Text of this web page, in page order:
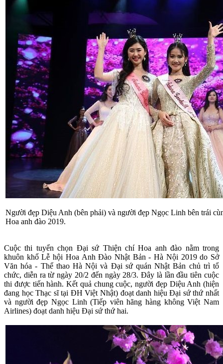
Người đẹp Diệu Anh (bên phải) và người đẹp Ngọc Linh bên trái
Hoa anh đào 2019.
Cuộc thi tuyển chọn Đại sứ Thiện chí Hoa anh đào nằm trong
khuôn khổ Lễ hội Hoa Anh Đào Nhật Bản - Hà Nội 2019 do Sở
Văn hóa - Thể thao Hà Nội và Đại sứ quán Nhật Bản chủ trì tổ
chức, diễn ra từ ngày 20/2 đến ngày 28/3. Đây là lần đầu tiên cuộc
thi được tiến hành. Kết quả chung cuộc, người đẹp Diệu Anh (hiện
đang học Thạc sĩ tại ĐH Việt Nhật) đoạt danh hiệu Đại sứ thứ nhất
và người đẹp Ngọc Linh (Tiếp viên hãng hàng không Việt Nam
Airlines) đoạt danh hiệu Đại sứ thứ hai.